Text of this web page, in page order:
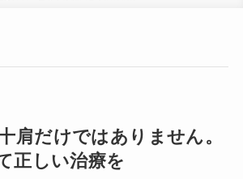
肩だけではありません。
正しい治療を